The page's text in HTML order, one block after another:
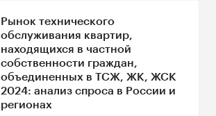
Рынок технического
обслуживания квартир,
находящихся в частной
собственности граждан,
объединенных в ТСЖ, ЖК, ЖСК
2024: анализ спроса в России и
регионах